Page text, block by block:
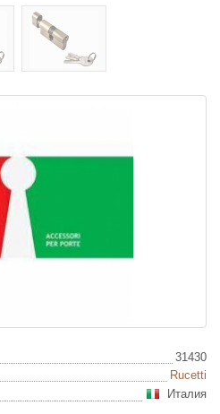
31430
Rucetti
Италия